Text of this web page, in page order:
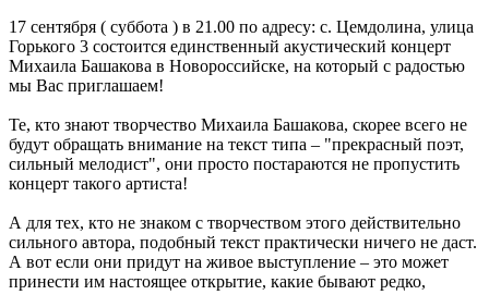
17 сентября ( суббота ) в 21.00 по адресу: с. Цемдолина, улица
Горького 3 состоится единственный акустический концерт
Михаила Башакова в Новороссийске, на который с радостью
мы Вас приглашаем!
Те, кто знают творчество Михаила Башакова, скорее всего не
будут обращать внимание на текст типа – "прекрасный поэт,
сильный мелодист", они просто постараются не пропустить
концерт такого артиста!
А для тех, кто не знаком с творчеством этого действительно
сильного автора, подобный текст практически ничего не даст.
А вот если они придут на живое выступление – это может
принести им настоящее открытие, какие бывают редко,